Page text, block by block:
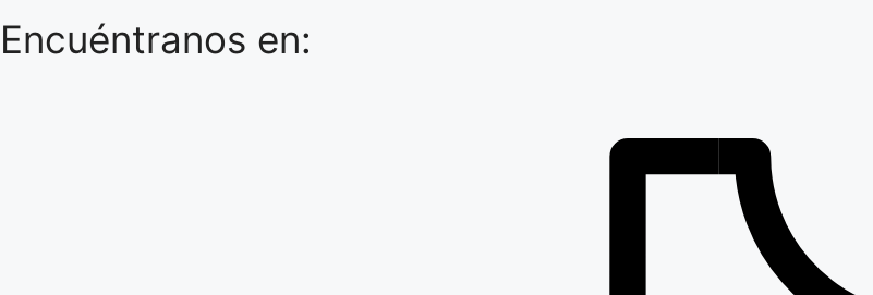
Encuéntranos en: